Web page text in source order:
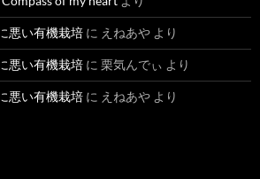
悪い有機栽培 に えねあや より
悪い有機栽培 に 栗気んでぃ より
悪い有機栽培 に えねあや より